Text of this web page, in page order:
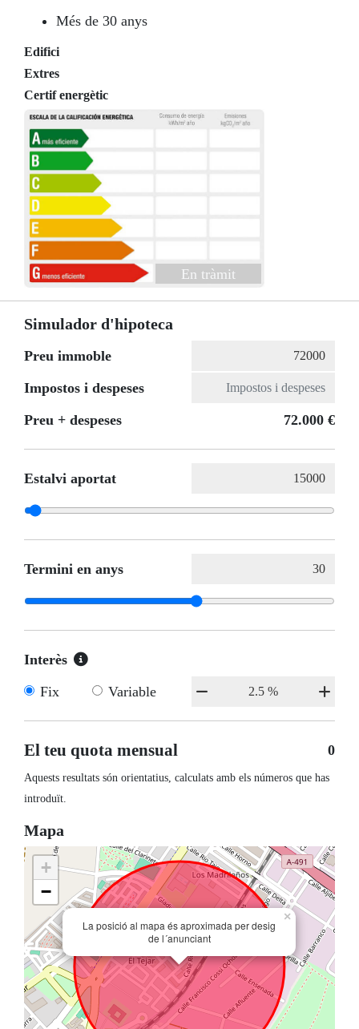
Més de 30 anys
Edifici
Extres
Certif energètic
En tràmit
Simulador d'hipoteca
Preu immoble
Impostos i despeses
Preu + despeses
72.000 €
Estalvi aportat
Termini en anys
Interès
Fix
Variable
El teu quota mensual 0
Aquests resultats són orientatius, calculats amb els números que has
introduït.
Mapa
La posició al mapa és aproximada per desig
de l´anunciant
×
+
−